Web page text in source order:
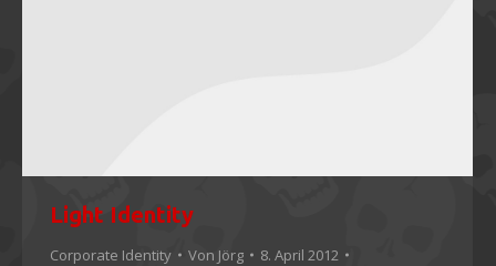
Light Identity
Corporate Identity Von Jörg
8. April 2012